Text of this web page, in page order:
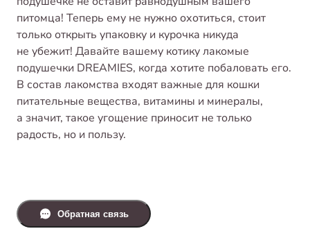
питомца! Теперь ему не нужно охотиться, стоит
только открыть упаковку и курочка никуда
не убежит! Давайте вашему котику лакомые
подушечки DREAMIES, когда хотите побаловать его.
В состав лакомства входят важные для кошки
питательные вещества, витамины и минералы,
а значит, такое угощение приносит не только
радость, но и пользу.
Обратная связь